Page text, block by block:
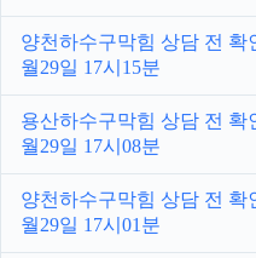
양천하수구막힘 상담 전 확
월29일 17시15분
용산하수구막힘 상담 전 확
월29일 17시08분
양천하수구막힘 상담 전 확
월29일 17시01분